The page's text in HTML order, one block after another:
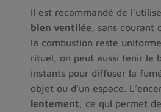
bien ventilée , sans courant
la combustion reste
rituel, on peut aussi tenir le
instants pour diffuser la
lentement , ce qui permet